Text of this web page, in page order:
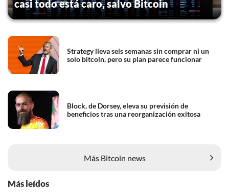
casi todo está caro, salvo Bitcoin
Strategy lleva seis semanas sin comprar ni un
solo bitcoin, pero su plan parece funcionar
Block, de Dorsey, eleva su previsión de
beneficios tras una reorganización exitosa
Más Bitcoin news
Más leídos